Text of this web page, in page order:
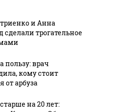
и Анна
сделали трогательное
пользу: врач
кому стоит
от арбуза
на 20 лет: